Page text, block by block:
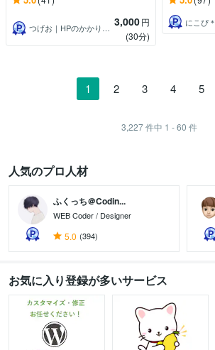
つげお｜HPのかかりつけ医実績500件超 3,000円
(30分)
1 2 3 4 5
3,227 件中 1 - 60 件
人気のプロ人材
ふくっち＠Codin...
WEB Coder / Designer
5.0 (394)
お気に入り登録が多いサービス